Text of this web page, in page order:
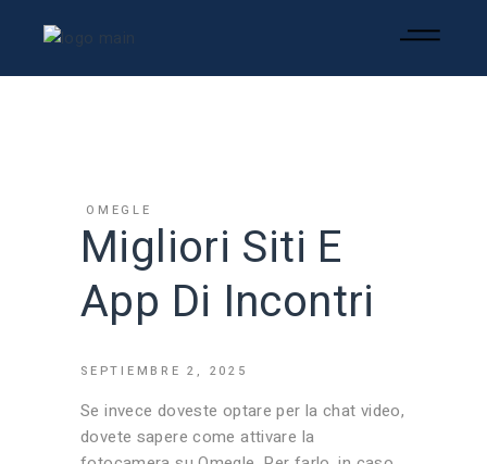
OMEGLE
Migliori Siti E
App Di Incontri
SEPTIEMBRE 2, 2025
Se invece doveste optare per la chat video,
dovete sapere come attivare la